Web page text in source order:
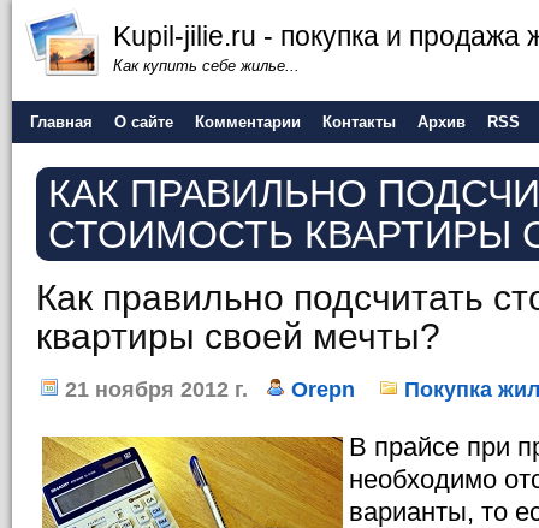
Kupil-jilie.ru - покупка и продажа
Как купить себе жилье...
Главная О сайте Комментарии Контакты Архив RSS
КАК ПРАВИЛЬНО
СТОИМОСТЬ КВАРТИРЫ
Как правильно подсчитать
квартиры своей мечты?
21 ноября 2012 г. Orepn Покупка
В прайсе при
необходимо
варианты, то